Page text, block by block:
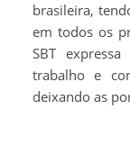
brasileira,
em todos os
SBT
trabalho e
deixando as